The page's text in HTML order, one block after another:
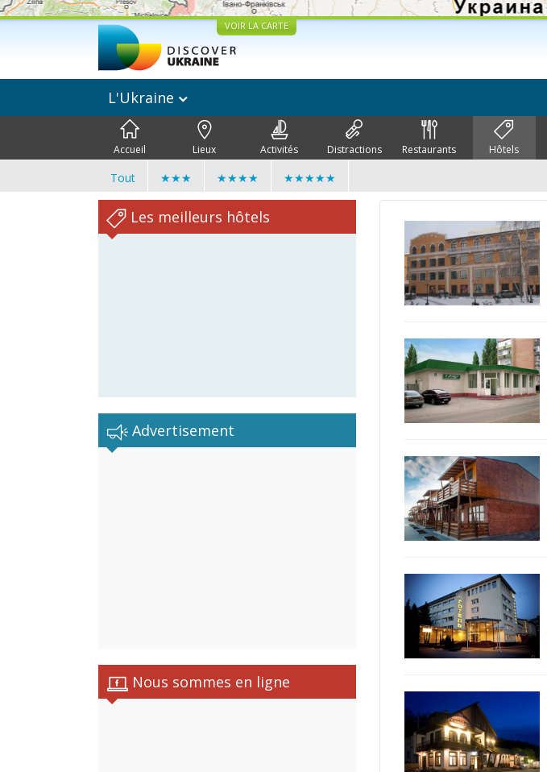
VOIR LA CARTE
L'Ukraine
Accueil Lieux Activités Distractions Restaurants Hôtels
Tout ★★★ ★★★★ ★★★★★
Les meilleurs hôtels
Advertisement
Nous sommes en ligne